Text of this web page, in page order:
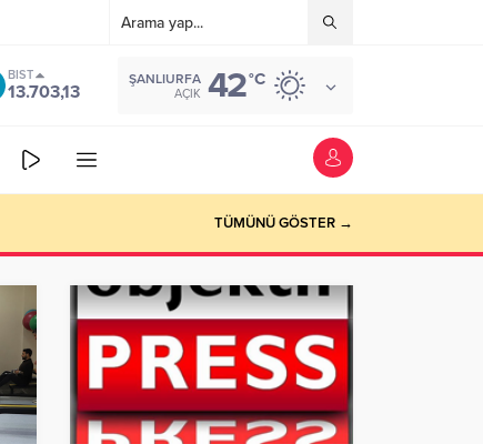
BIST
13.703,13
ŞANLIURFA
AÇIK 42°C
TÜMÜNÜ GÖSTER →